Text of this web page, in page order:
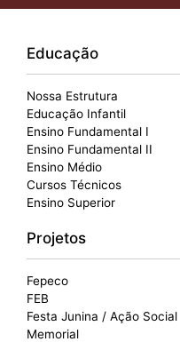
Educação
Nossa Estrutura
Educação Infantil
Ensino Fundamental I
Ensino Fundamental II
Ensino Médio
Cursos Técnicos
Ensino Superior
Projetos
Fepeco
FEB
Festa Junina / Ação Social
Memorial